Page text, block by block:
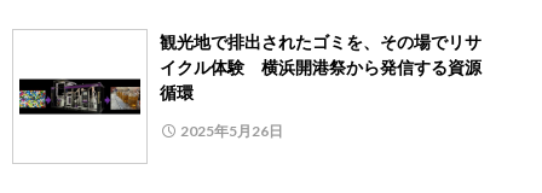
観光地で排出されたゴミを、その場でリサ
イクル体験 横浜開港祭から発信する資源
循環
2025年5月26日